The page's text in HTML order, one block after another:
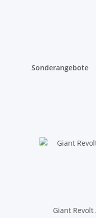
Sonderangebote
Giant Revolt